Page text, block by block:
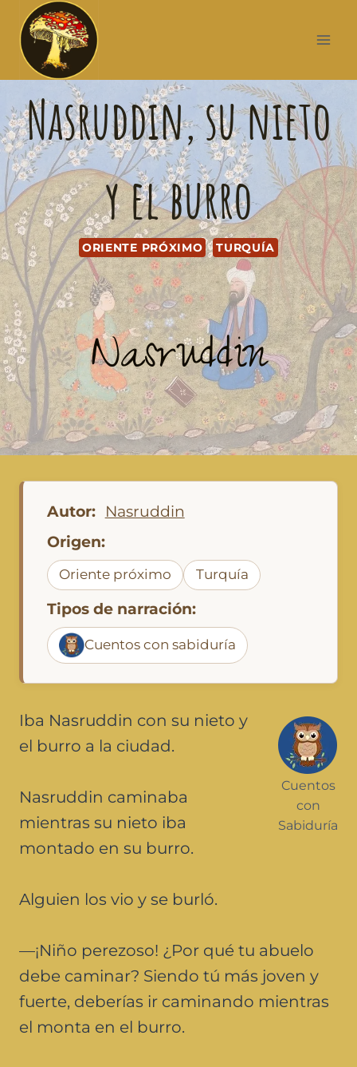
Nasruddin, su nieto
y el burro
ORIENTE PRÓXIMO TURQUÍA
Nasruddin
Autor:
Nasruddin
Origen:
Oriente próximo Turquía
Tipos de narración:
Cuentos con sabiduría
Cuentos
con
Sabiduría
Iba Nasruddin con su nieto y
el burro a la ciudad.
Nasruddin caminaba
mientras su nieto iba
montado en su burro.
Alguien los vio y se burló.
—¡Niño perezoso! ¿Por qué tu abuelo
debe caminar? Siendo tú más joven y
fuerte, deberías ir caminando mientras
el monta en el burro.